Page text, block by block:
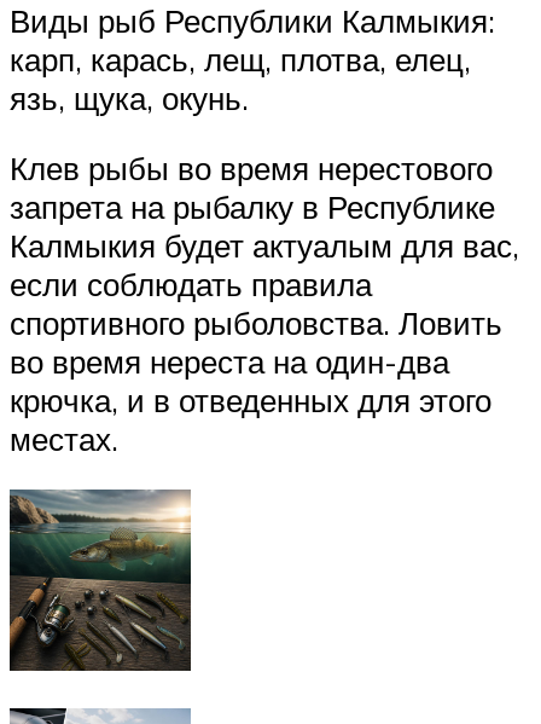
Виды рыб Республики Калмыкия:
карп, карась, лещ, плотва, елец,
язь, щука, окунь.
Клев рыбы во время нерестового
запрета на рыбалку в Республике
Калмыкия будет актуалым для вас,
если соблюдать правила
спортивного рыболовства. Ловить
во время нереста на один-два
крючка, и в отведенных для этого
местах.